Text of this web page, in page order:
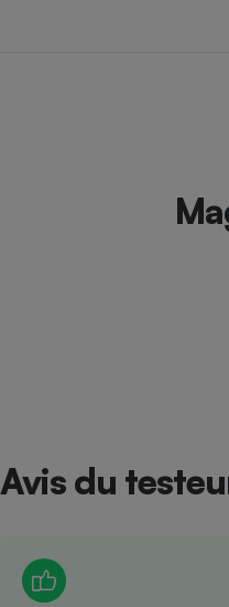
Avis du